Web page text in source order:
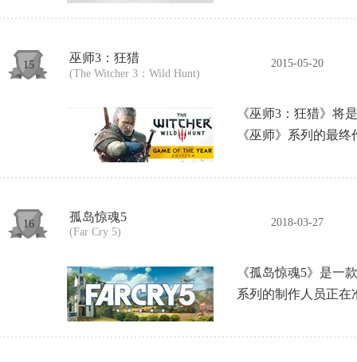
15
巫师3：狂猎
(The Witcher 3：Wild Hunt)
2015-05-20
《巫师3：狂猎》将
《巫师》系列的最
16
孤岛惊魂5
(Far Cry 5)
2018-03-27
《孤岛惊魂5》是一
系列的制作人员正